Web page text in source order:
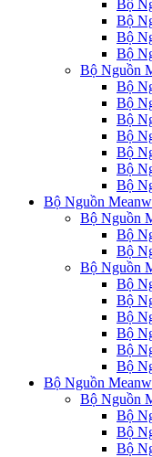
Bộ
Bộ
Bộ
Bộ
Bộ Nguồn
Bộ
Bộ
Bộ
Bộ
Bộ
Bộ
Bộ
Bộ Nguồn
Bộ Nguồn
Bộ
Bộ
Bộ Nguồn
Bộ
Bộ
Bộ
Bộ
Bộ
Bộ
Bộ Nguồn
Bộ Nguồn
Bộ
Bộ
Bộ